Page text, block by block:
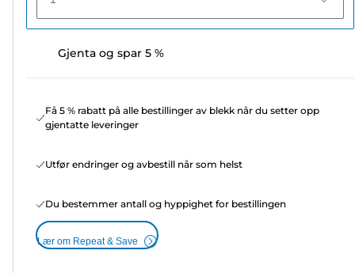
Gjenta og spar 5 %
Få 5 % rabatt på alle bestillinger av blekk når du setter opp
gjentatte leveringer
Utfør endringer og avbestill når som helst
Du bestemmer antall og hyppighet for bestillingen
Lær om Repeat & Save